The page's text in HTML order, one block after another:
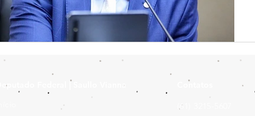
Deputado Federal | Saullo Vianna
Contatos
(61) 3215-5607